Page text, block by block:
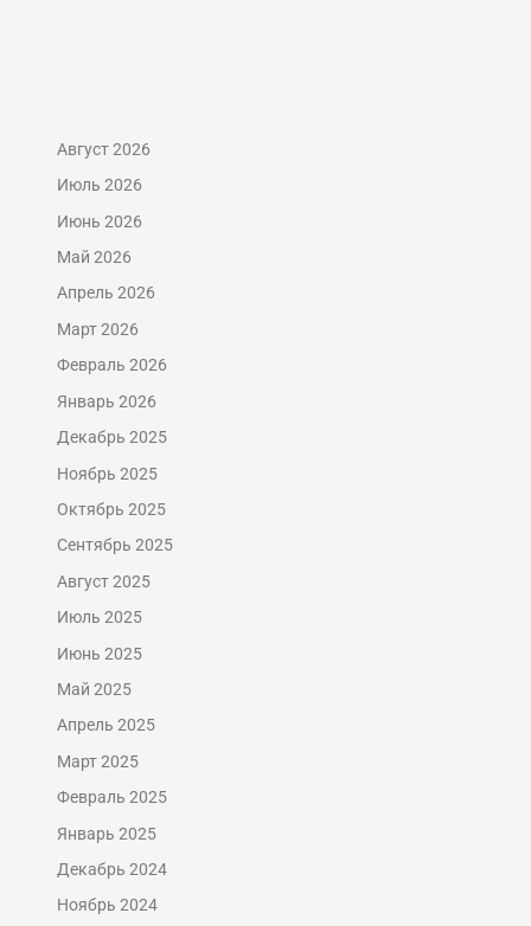
Август 2026
Июль 2026
Июнь 2026
Май 2026
Апрель 2026
Март 2026
Февраль 2026
Январь 2026
Декабрь 2025
Ноябрь 2025
Октябрь 2025
Сентябрь 2025
Август 2025
Июль 2025
Июнь 2025
Май 2025
Апрель 2025
Март 2025
Февраль 2025
Январь 2025
Декабрь 2024
Ноябрь 2024